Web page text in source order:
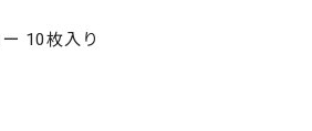
10枚入り